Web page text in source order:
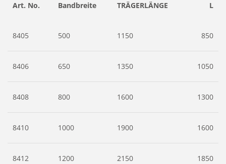
Art. No. Bandbreite TRÄGERLÄNGE L
8405 500 1150 850
8406 650 1350 1050
8408 800 1600 1300
8410 1000 1900 1600
8412 1200 2150 1850